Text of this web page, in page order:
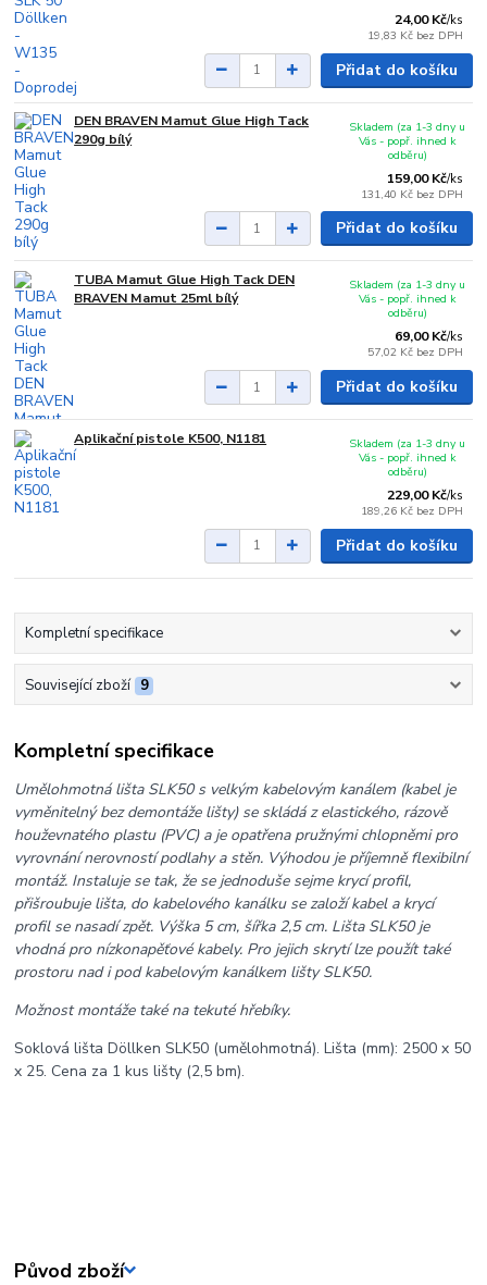
24,00 Kč/ks
19,83 Kč bez DPH
Přidat do košíku
DEN BRAVEN Mamut Glue High Tack
290g bílý
159,00 Kč/ks
131,40 Kč bez DPH
Skladem (za 1-3 dny u
Vás - popř. ihned k
odběru)
Přidat do košíku
TUBA Mamut Glue High Tack DEN
BRAVEN Mamut 25ml bílý
69,00 Kč/ks
57,02 Kč bez DPH
Skladem (za 1-3 dny u
Vás - popř. ihned k
odběru)
Přidat do košíku
Aplikační pistole K500, N1181
229,00 Kč/ks
189,26 Kč bez DPH
Skladem (za 1-3 dny u
Vás - popř. ihned k
odběru)
Přidat do košíku
Kompletní specifikace
Související zboží 9
Kompletní specifikace
Umělohmotná lišta SLK50 s velkým kabelovým kanálem (kabel je
vyměnitelný bez demontáže lišty) se skládá z elastického, rázově
houževnatého plastu (PVC) a je opatřena pružnými chlopněmi pro
vyrovnání nerovností podlahy a stěn. Výhodou je příjemně flexibilní
montáž. Instaluje se tak, že se jednoduše sejme krycí profil,
přišroubuje lišta, do kabelového kanálku se založí kabel a krycí
profil se nasadí zpět. Výška 5 cm, šířka 2,5 cm. Lišta SLK50 je
vhodná pro nízkonapěťové kabely. Pro jejich skrytí lze použít také
prostoru nad i pod kabelovým kanálkem lišty SLK50.
Možnost montáže také na tekuté hřebíky.
Soklová lišta Döllken SLK50 (umělohmotná). Lišta (mm): 2500 x 50
x 25. Cena za 1 kus lišty (2,5 bm).
Původ zboží